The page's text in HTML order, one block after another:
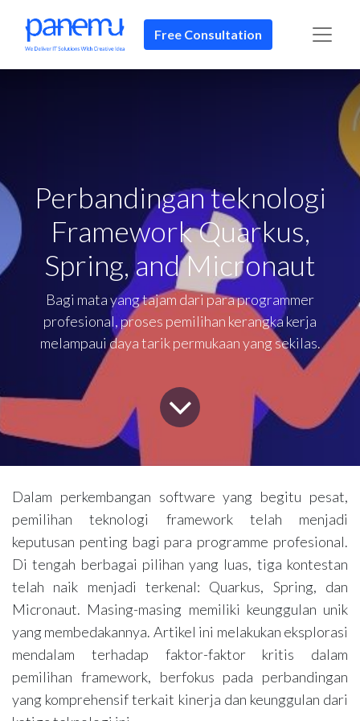
Free Consultation
Perbandingan teknologi
Framework Quarkus,
Spring, and Micronaut
Bagi mata yang tajam dari para programmer
profesional, proses pemilihan kerangka kerja
melampaui daya tarik permukaan yang sekilas.
Dalam perkembangan software yang begitu pesat,
pemilihan teknologi framework telah menjadi
keputusan penting bagi para programme profesional.
Di tengah berbagai pilihan yang luas, tiga kontestan
telah naik menjadi terkenal: Quarkus, Spring, dan
Micronaut. Masing-masing memiliki keunggulan unik
yang membedakannya. Artikel ini melakukan eksplorasi
mendalam terhadap faktor-faktor kritis dalam
pemilihan framework, berfokus pada perbandingan
yang komprehensif terkait kinerja dan keunggulan dari